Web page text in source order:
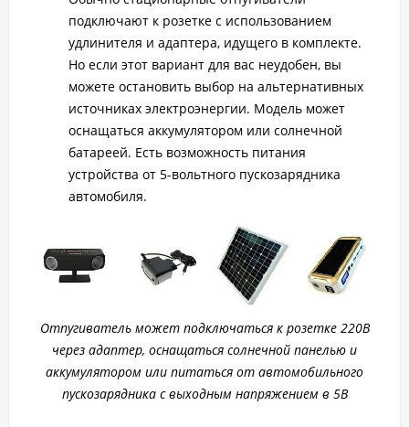
подключают к розетке с использованием
удлинителя и адаптера, идущего в комплекте.
Но если этот вариант для вас неудобен, вы
можете остановить выбор на альтернативных
источниках электроэнергии. Модель может
оснащаться аккумулятором или солнечной
батареей. Есть возможность питания
устройства от 5-вольтного пускозарядника
автомобиля.
Отпугиватель может подключаться к розетке 220В
через адаптер, оснащаться солнечной панелью и
аккумулятором или питаться от автомобильного
пускозарядника с выходным напряжением в 5В